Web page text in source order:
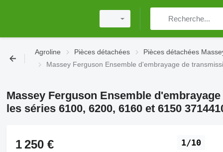
Agroline Pièces détachées
Pièces détachées
Massey Ferguson Ensemble d'embrayage de
Massey Ferguson Ensemble
les séries 6100, 6200, 6160 et 6150
1/10
1 250 €